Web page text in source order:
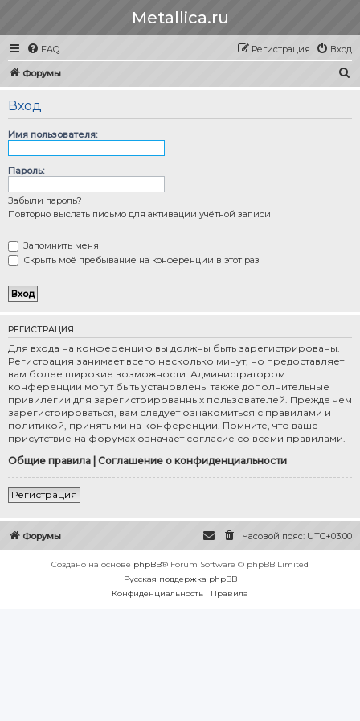
Metallica.ru
FAQ Вход
Регистрация
Форумы
Вход
Имя пользователя:
Пароль:
Забыли пароль?
Повторно выслать письмо для активации учётной записи
Запомнить меня
Скрыть моё пребывание на конференции в этот раз
РЕГИСТРАЦИЯ
Для входа на конференцию вы должны быть зарегистрированы.
Регистрация занимает всего несколько минут, но предоставляет
вам более широкие возможности. Администратором
конференции могут быть установлены также дополнительные
привилегии для зарегистрированных пользователей. Прежде чем
зарегистрироваться, вам следует ознакомиться с правилами и
политикой, принятыми на конференции. Помните, что ваше
присутствие на форумах означает согласие со всеми правилами.
Общие правила Соглашение о конфиденциальности
Регистрация
Форумы Часовой пояс: UTC+03:00
Создано на основе phpBB® Forum Software © phpBB Limited
Русская поддержка phpBB
Конфиденциальность | Правила